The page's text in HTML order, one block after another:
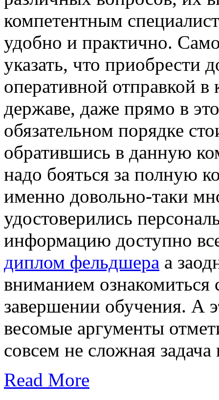
компетентным
удобно и практично.
указать, что приобрести
оперативной отправкой
державе, даже прямо в
обязательном порядке
обратившись в данную
надо бояться за полную
именно довольно-таки
удостоверились
информацию доступно
диплом фельдшера а
вниманием ознакомиться
завершении обучения. А
весомые аргументы
совсем не сложная
Read More